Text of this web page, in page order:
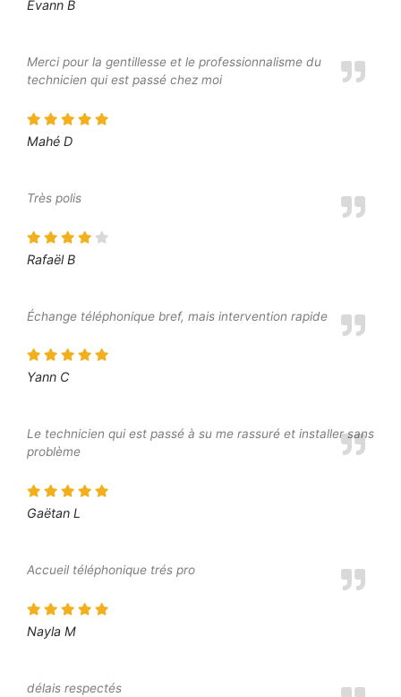
Evann B
Merci pour la gentillesse et le professionnalisme du
technicien qui est passé chez moi
Mahé D
Très polis
Rafaël B
Échange téléphonique bref, mais intervention rapide
Yann C
Le technicien qui est passé à su me rassuré et installer sans
problème
Gaëtan L
Accueil téléphonique trés pro
Nayla M
délais respectés